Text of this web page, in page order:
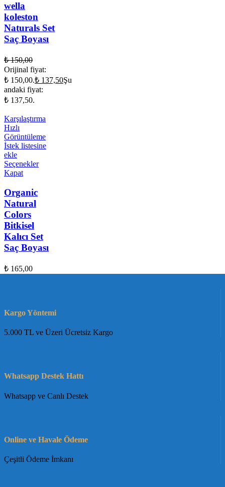
wella
koleston
Naturals Set
Saç Boyası
₺150,00
Orijinal fiyat:
₺ 150,00.₺ 137,50Şu
andaki fiyat:
₺ 137,50.
Karşılaştırma
Hızlı
Görüntüleme
İstek listesine
ekle
Seçenekler
Kapat
Organic
Natural
Colors
Bitkisel
Kalıcı Set
Saç Boyası
₺ 165,00
Kargo Yöntemi
5.000 TL ve Üzeri Ücretsiz Kargo
Whatsapp Destek Hattı
Whatsapp ve Canlı Destek
Online ve Havale Ödeme
Çeşitli Ödeme İmkanı